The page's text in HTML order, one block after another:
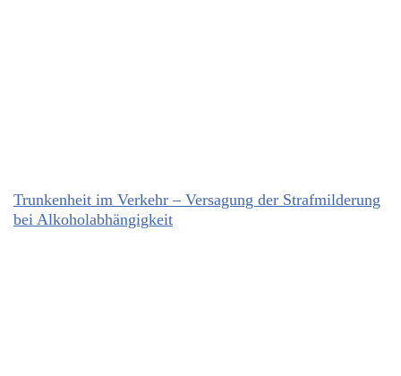
Trunkenheit im Verkehr – Versagung der Strafmilderung
bei Alkoholabhängigkeit